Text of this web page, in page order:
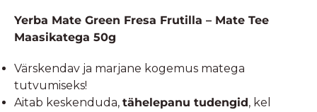
Yerba Mate Green Fresa Frutilla – Mate Tee
Maasikatega 50g
Värskendav ja marjane kogemus matega
tutvumiseks!
Aitab keskenduda, tähelepanu tudengid, kel